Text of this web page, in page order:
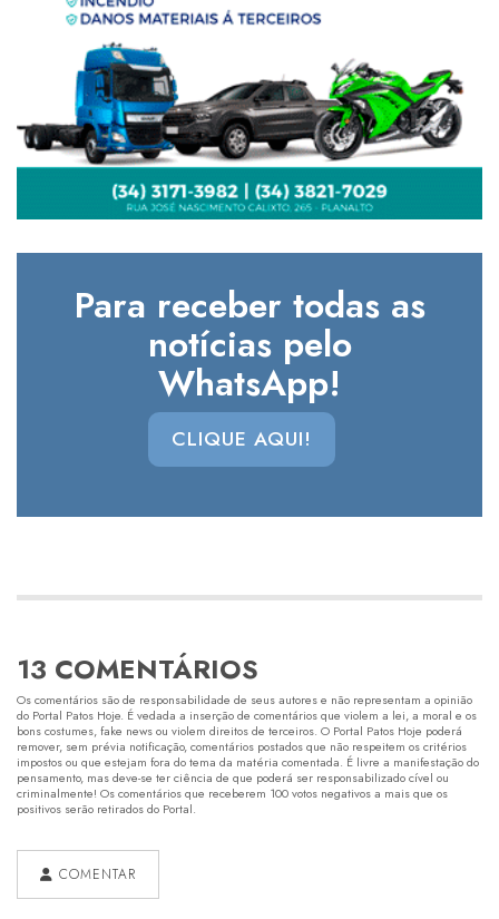
Para receber todas as
notícias pelo
WhatsApp!
CLIQUE AQUI!
13 COMENTÁRIOS
Os comentários são de responsabilidade de seus autores e não representam a opinião
do Portal Patos Hoje. É vedada a inserção de comentários que violem a lei, a moral e os
bons costumes, fake news ou violem direitos de terceiros. O Portal Patos Hoje poderá
remover, sem prévia notificação, comentários postados que não respeitem os critérios
impostos ou que estejam fora do tema da matéria comentada. É livre a manifestação do
pensamento, mas deve-se ter ciência de que poderá ser responsabilizado cível ou
criminalmente! Os comentários que receberem 100 votos negativos a mais que os
positivos serão retirados do Portal.
COMENTAR